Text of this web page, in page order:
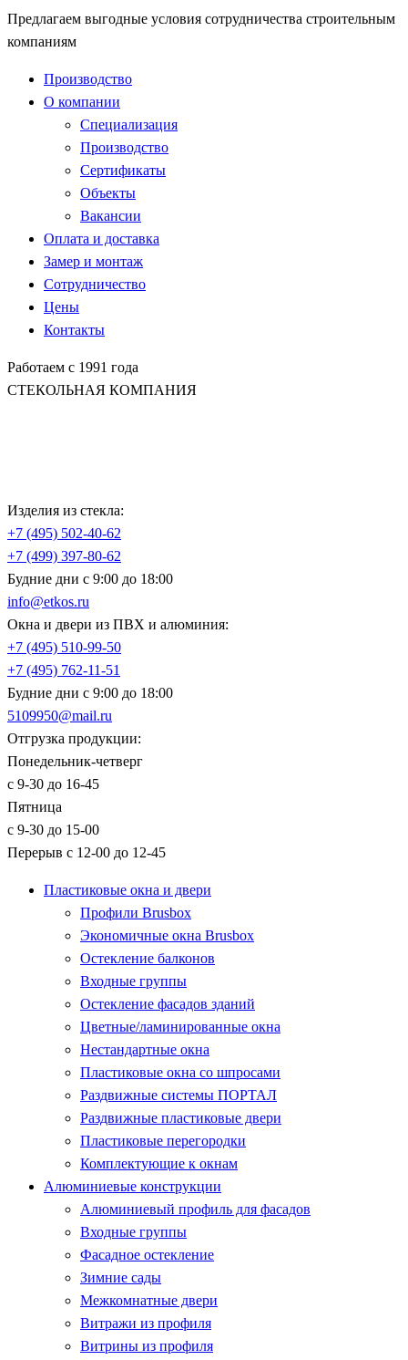
Предлагаем выгодные условия сотрудничества строительным
компаниям
Производство
О компании
Специализация
Производство
Сертификаты
Объекты
Вакансии
Оплата и доставка
Замер и монтаж
Сотрудничество
Цены
Контакты
Работаем с 1991 года
СТЕКОЛЬНАЯ КОМПАНИЯ
Изделия из стекла:
+7 (495) 502-40-62
+7 (499) 397-80-62
Будние дни с 9:00 до 18:00
info@etkos.ru
Окна и двери из ПВХ и алюминия:
+7 (495) 510-99-50
+7 (495) 762-11-51
Будние дни с 9:00 до 18:00
5109950@mail.ru
Отгрузка продукции:
Понедельник-четверг
с 9-30 до 16-45
Пятница
с 9-30 до 15-00
Перерыв с 12-00 до 12-45
Пластиковые окна и двери
Профили Brusbox
Экономичные окна Brusbox
Остекление балконов
Входные группы
Остекление фасадов зданий
Цветные/ламинированные окна
Нестандартные окна
Пластиковые окна со шпросами
Раздвижные системы ПОРТАЛ
Раздвижные пластиковые двери
Пластиковые перегородки
Комплектующие к окнам
Алюминиевые конструкции
Алюминиевый профиль для фасадов
Входные группы
Фасадное остекление
Зимние сады
Межкомнатные двери
Витражи из профиля
Витрины из профиля